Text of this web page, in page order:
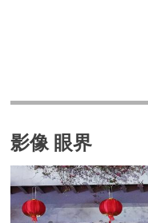
影像 眼界